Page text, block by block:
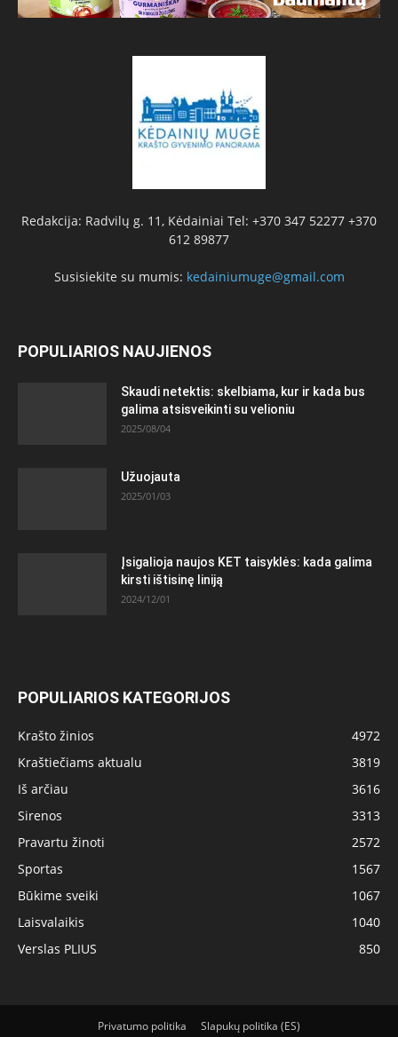
Redakcija: Radvilų g. 11, Kėdainiai Tel: +370 347 52277 +370
612 89877
Susisiekite su mumis: kedainiumuge@gmail.com
POPULIARIOS NAUJIENOS
Skaudi netektis: skelbiama, kur ir kada bus
galima atsisveikinti su velioniu
2025/08/04
Užuojauta
2025/01/03
Įsigalioja naujos KET taisyklės: kada galima
kirsti ištisinę liniją
2024/12/01
POPULIARIOS KATEGORIJOS
Krašto žinios
4972
Kraštiečiams aktualu
3819
Iš arčiau
3616
Sirenos
3313
Pravartu žinoti
2572
Sportas
1567
Būkime sveiki
1067
Laisvalaikis
1040
Verslas PLIUS
850
Privatumo politika Slapukų politika (ES)